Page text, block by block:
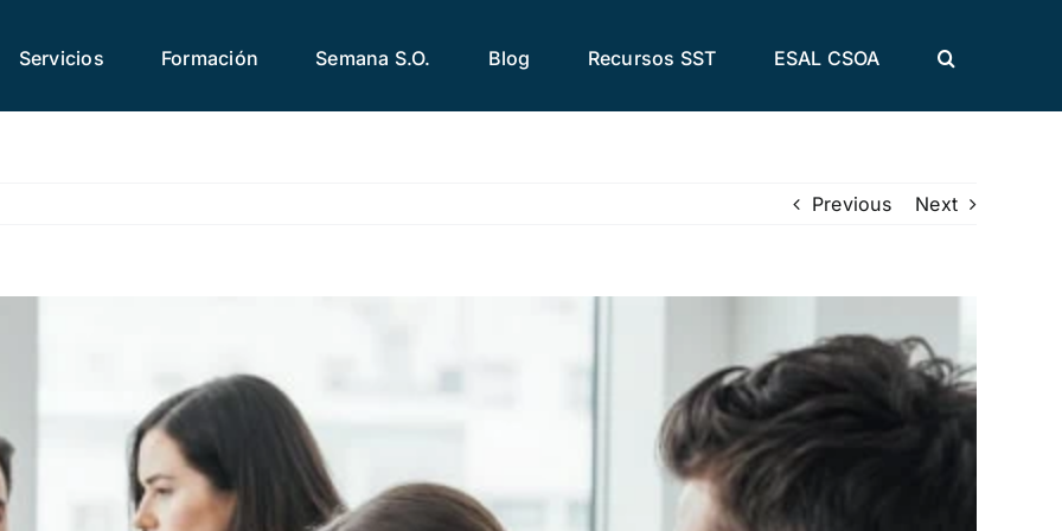
Servicios Formación Semana S.O. Blog Recursos SST ESAL CSOA
Previous Next